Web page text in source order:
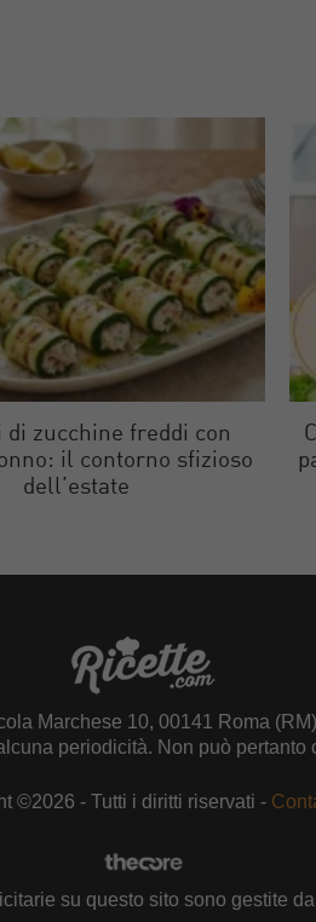
di zucchine freddi con
il contorno sfizioso
dell’estate
Marchese 10, 00141 Roma
periodicità. Non può
©2026 - Tutti i diritti riservati -
su questo sito sono gestite